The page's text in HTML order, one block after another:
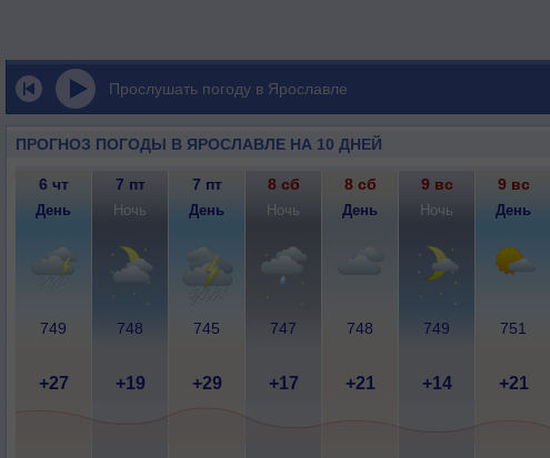
Прослушать погоду в Ярославле
ПРОГНОЗ ПОГОДЫ В ЯРОСЛАВЛЕ НА 10 ДНЕЙ
6 чт 7 пт 7 пт 8 сб 8 сб 9 вс 9 вс
День Ночь День Ночь День Ночь День
749 748 745 747 748 749 751
+27 +19 +29 +17 +21 +14 +21